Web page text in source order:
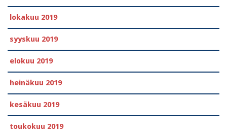
lokakuu 2019
syyskuu 2019
elokuu 2019
heinäkuu 2019
kesäkuu 2019
toukokuu 2019